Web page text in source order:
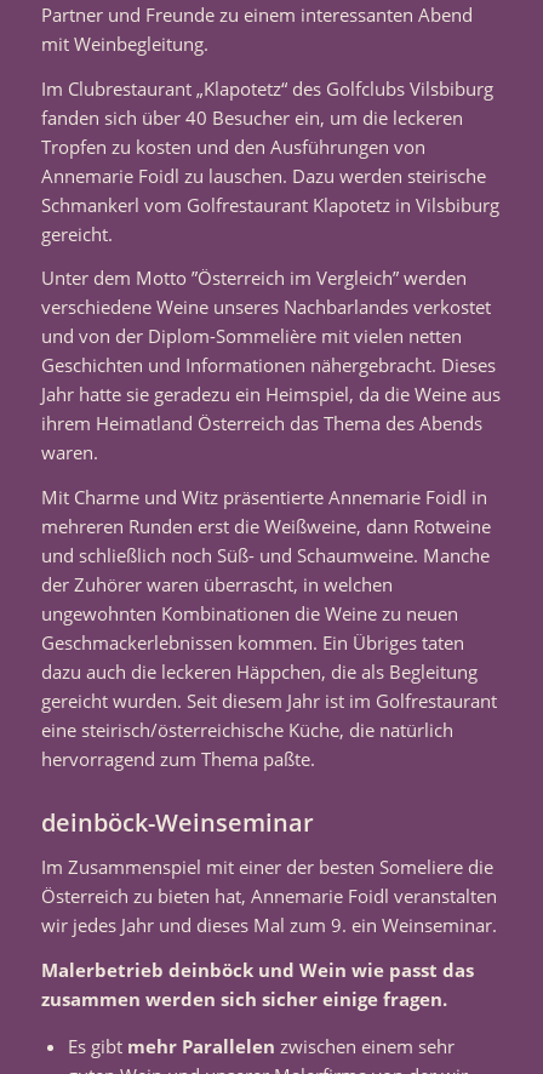
Partner und Freunde zu einem interessanten Abend
mit Weinbegleitung.
Im Clubrestaurant „Klapotetz“ des Golfclubs Vilsbiburg
fanden sich über 40 Besucher ein, um die leckeren
Tropfen zu kosten und den Ausführungen von
Annemarie Foidl zu lauschen. Dazu werden steirische
Schmankerl vom Golfrestaurant Klapotetzin Vilsbiburg
gereicht.
Unter dem Motto ”Österreich im Vergleich” werden
verschiedene Weine unseres Nachbarlandes verkostet
und von der Diplom-Sommelière mit vielen netten
Geschichten und Informationen nähergebracht. Dieses
Jahr hatte sie geradezu ein Heimspiel, da die Weine aus
ihrem Heimatland Österreich das Thema des Abends
waren.
Mit Charme und Witz präsentierte Annemarie Foidl in
mehreren Runden erst die Weißweine, dann Rotweine
und schließlich noch Süß- und Schaumweine. Manche
der Zuhörer waren überrascht, in welchen
ungewohnten Kombinationen die Weine zu neuen
Geschmackerlebnissen kommen. Ein Übriges taten
dazu auch die leckeren Häppchen, die als Begleitung
gereicht wurden. Seit diesem Jahr ist im Golfrestaurant
eine steirisch/österreichische Küche, die natürlich
hervorragend zum Thema paßte.
deinböck-Weinseminar
Im Zusammenspiel mit einer der besten Someliere die
Österreich zu bieten hat, Annemarie Foidl veranstalten
wir jedes Jahr und dieses Mal zum 9. ein Weinseminar.
Malerbetrieb deinböck und Wein wie passt das
zusammen werden sich sicher einige fragen.
Es gibt mehr Parallelen zwischen einem sehr